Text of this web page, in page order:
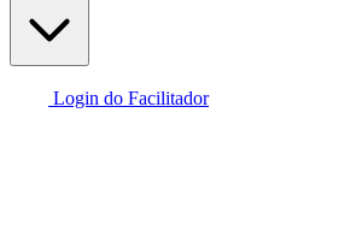
Login do Facilitador